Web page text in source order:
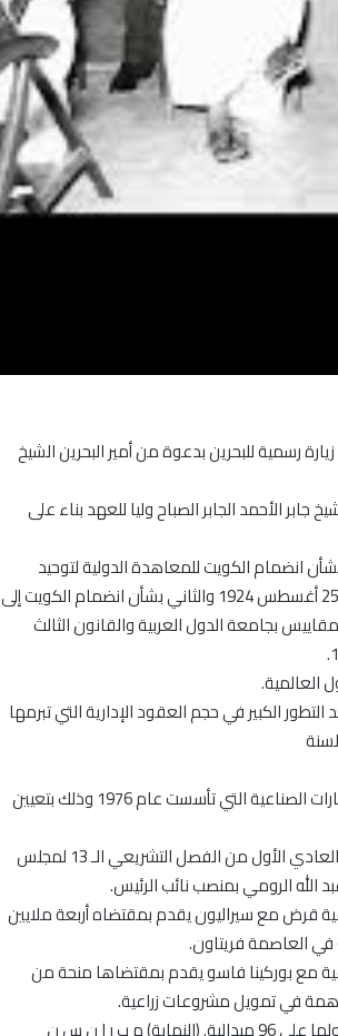
زيارة رسمية للبحرين بدعوة من أمير البحرين الشيخ
جابر الأحمد الجابر الصباح وليا للعهد بناء على
بشأن انضمام الكويت للمعاهدة الدولية لتوحيد
بعض القواعد المتعلقة بسندات الشحن البحري الموقعة ببروكسل في 25 أغسطس 1924 والثاني بشأن انضمام الكويت إلى
بجامعة الدول العربية والقانون الثالث
الكبير في حجم العقود الإدارية التي تبرمها
2000 – الكويت تحصل على أول منصب قيادي في منظمة الخليج للاستشارات الصناعية التي تأسست عام 1976 وذلك بتعيين
2009 – امير الكويت الشيخ صباح الأحمد الجابر الصباح يفتتح دور الانعقاد العادي الأول من الفصل التشريعي الـ 13 لمجلس
الله الرومي بمنصب نائب الرئيس.
قرض مع سيراليون يقدم بمقتضاه أربعة ملايين
مع بوركينا فاسو يقدم بمقتضاها منحة من
في تمويل مشروعات زراعية.